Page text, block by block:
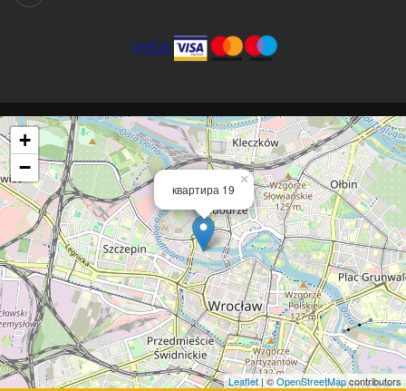
квартира 19
×
+
−
Leaflet| ©OpenStreetMapcontributors